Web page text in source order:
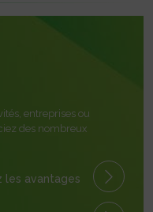
entreprises ou
des nombreux
les avantages